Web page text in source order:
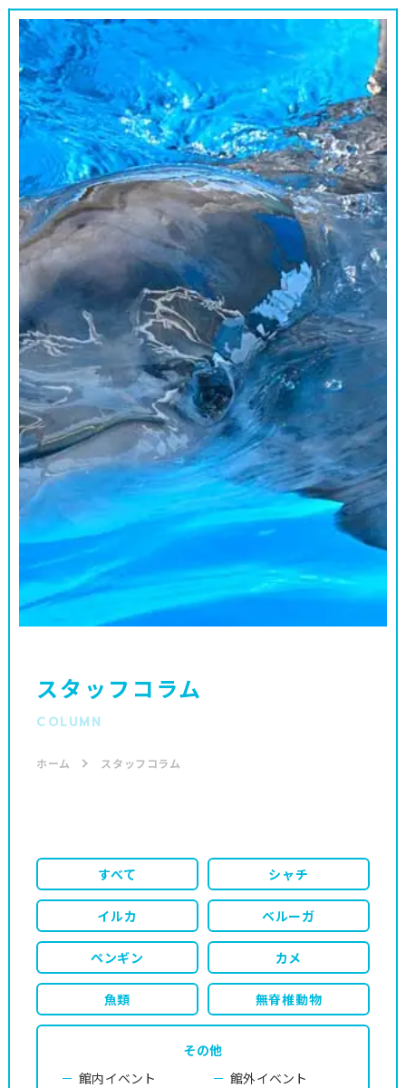
スタッフコラム
COLUMN
ホーム スタッフコラム
すべて シャチ
イルカ ベルーガ
ペンギン カメ
魚類 無脊椎動物
その他
館内イベント
館外イベント